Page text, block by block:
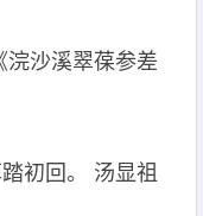
浣沙溪翠葆参差
初回。 汤显祖